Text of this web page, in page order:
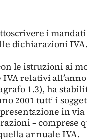
i
dichiarazioni IVA.
le istruzioni ai
relativi all’anno
1.3), ha
2001 tutti i
in
– comprese
annuale IVA.